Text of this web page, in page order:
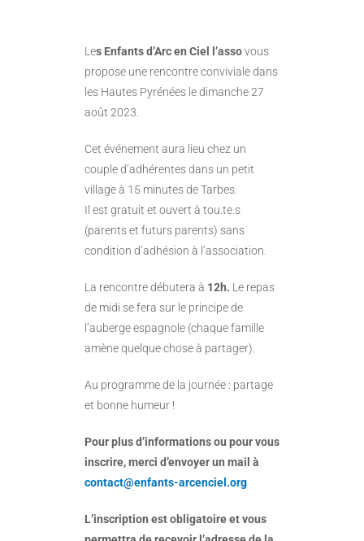
Les Enfants d’Arc en Ciel l’assovous
propose une rencontre conviviale dans
les Hautes Pyrénées le dimanche 27
août 2023.
Cet événement aura lieu chez un
couple d’adhérentes dans un petit
village à 15 minutes de Tarbes.
Il est gratuit et ouvert à tou.te.s
(parents et futurs parents) sans
condition d’adhésion à l’association.
La rencontre débutera à 12h. Le repas
de midi se fera sur le principe de
l’auberge espagnole (chaque famille
amène quelque chose à partager).
Au programme de la journée : partage
et bonne humeur !
Pour plus d’informations ou pour vous
inscrire, merci d’envoyer un mail à
contact@enfants-arcenciel.org
L’inscription est obligatoire et vous